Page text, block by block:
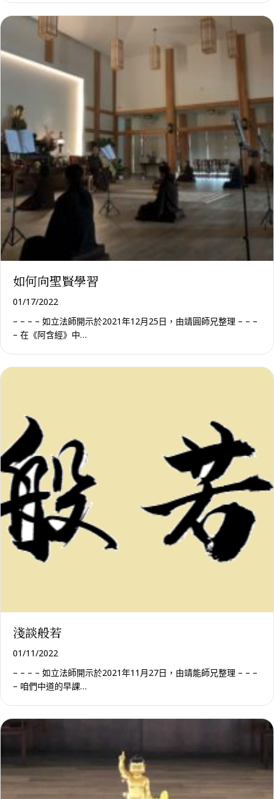
如何向聖賢學習
01/17/2022
– – – – 如立法師開示於2021年12月25日，由靖圓師兄整理 – – –
– 在《阿含經》中…
淺談般若
01/11/2022
– – – – 如立法師開示於2021年11月27日，由靖能師兄整理 – – –
– 咱們中道的早課…